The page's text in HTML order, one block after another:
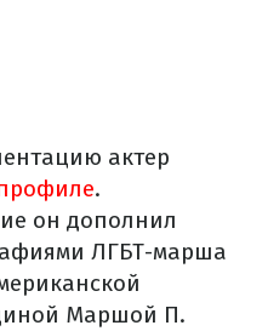
актер
.
он дополнил
ЛГБТ-марша
Маршой П.